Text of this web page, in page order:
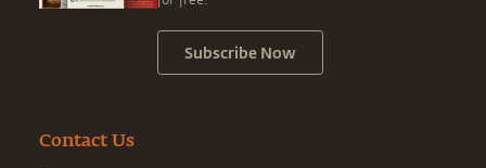
Subscribe Now
Contact Us